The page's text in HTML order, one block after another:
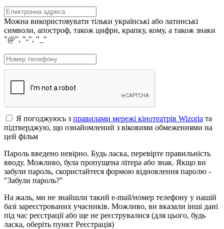
Можна використовувати тільки українські або латинські
символи, апостроф, також цифри, крапку, кому, а також знаки
"@", "-", "_"
Я погоджуюсь з правилами мережі кінотеатрів Wizoria та
підтверджую, що ознайомлений з віковими обмеженнями на
цей фільм
Пароль введено невірно. Будь ласка, перевірте правильність
вводу. Можливо, була пропущена літера або знак. Якщо ви
забули пароль, скористайтеся формою відновлення паролю -
"Забули пароль?"
На жаль, ми не знайшли такий e-mail/номер телефону у нашій
базі зареєстрованих учасників. Можливо, ви вказали інші дані
під час реєстрації або ще не реєструвалися (для цього, будь
ласка, оберіть пункт Реєстрація)